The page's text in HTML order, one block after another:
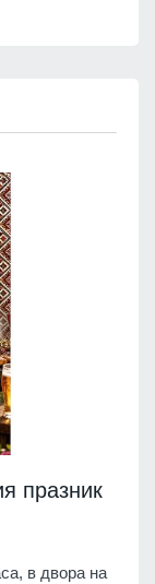
празник
в двора на